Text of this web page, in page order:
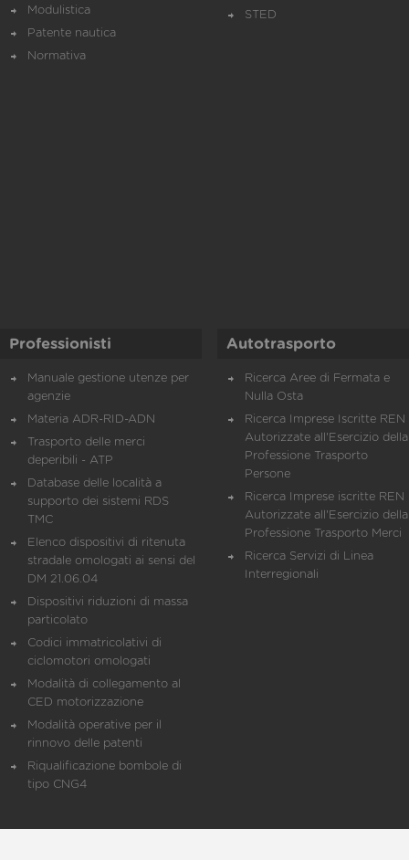
Modulistica
Patente nautica
Normativa
STED
Professionisti
Manuale gestione utenze per
agenzie
Materia ADR-RID-ADN
Trasporto delle merci
deperibili - ATP
Database delle località a
supporto dei sistemi RDS
TMC
Elenco dispositivi di ritenuta
stradale omologati ai sensi del
DM 21.06.04
Dispositivi riduzioni di massa
particolato
Codici immatricolativi di
ciclomotori omologati
Modalità di collegamento al
CED motorizzazione
Modalità operative per il
rinnovo delle patenti
Riqualificazione bombole di
tipo CNG4
Autotrasporto
Ricerca Aree di Fermata e
Nulla Osta
Ricerca Imprese Iscritte REN
Autorizzate all'Esercizio della
Professione Trasporto
Persone
Ricerca Imprese iscritte REN
Autorizzate all'Esercizio della
Professione Trasporto Merci
Ricerca Servizi di Linea
Interregionali